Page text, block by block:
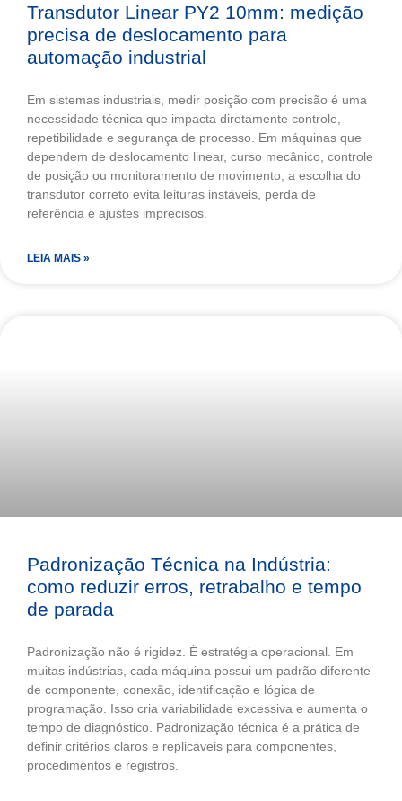
Transdutor Linear PY2 10mm: medição
precisa de deslocamento para
automação industrial
Em sistemas industriais, medir posição com precisão é uma
necessidade técnica que impacta diretamente controle,
repetibilidade e segurança de processo. Em máquinas que
dependem de deslocamento linear, curso mecânico, controle
de posição ou monitoramento de movimento, a escolha do
transdutor correto evita leituras instáveis, perda de
referência e ajustes imprecisos.
LEIA MAIS »
Padronização Técnica na Indústria:
como reduzir erros, retrabalho e tempo
de parada
Padronização não é rigidez. É estratégia operacional. Em
muitas indústrias, cada máquina possui um padrão diferente
de componente, conexão, identificação e lógica de
programação. Isso cria variabilidade excessiva e aumenta o
tempo de diagnóstico. Padronização técnica é a prática de
definir critérios claros e replicáveis para componentes,
procedimentos e registros.